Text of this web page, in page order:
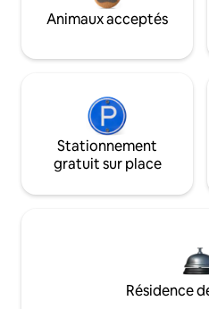
Animaux acceptés
Stationnement
gratuit sur place
Résidence